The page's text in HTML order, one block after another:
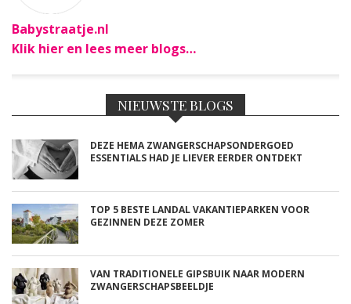
Babystraatje.nl
Klik hier en lees meer blogs…
NIEUWSTE BLOGS
DEZE HEMA ZWANGERSCHAPSONDERGOED
ESSENTIALS HAD JE LIEVER EERDER ONTDEKT
TOP 5 BESTE LANDAL VAKANTIEPARKEN VOOR
GEZINNEN DEZE ZOMER
VAN TRADITIONELE GIPSBUIK NAAR MODERN
ZWANGERSCHAPSBEELDJE